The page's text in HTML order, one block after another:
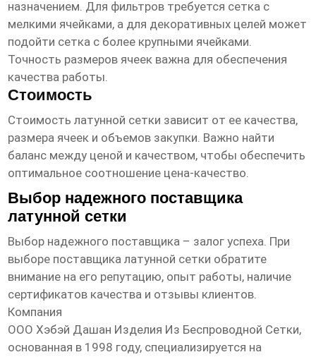
назначением. Для фильтров требуется сетка с
мелкими ячейками, а для декоративных целей может
подойти сетка с более крупными ячейками.
Точность размеров ячеек важна для обеспечения
качества работы.
Стоимость
Стоимостьлатунной сетки зависит от ее качества,
размера ячеек и объемов закупки. Важно найти
баланс между ценой и качеством, чтобы обеспечить
оптимальное соотношение цена-качество.
Выбор надежного поставщика
латунной сетки
Выбор надежного поставщика – залог успеха. При
выборе поставщикалатунной сетки обратите
внимание на его репутацию, опыт работы, наличие
сертификатов качества и отзывы клиентов.
Компания
ООО Хэбэй Дашан Изделия Из Беспроводной Сетки,
основанная в 1998 году, специализируется на